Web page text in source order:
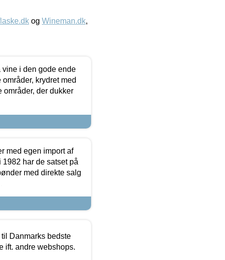
og Wineman.dk,
vine i den gode ende
krydret med
områder, der dukker
med egen import af
1982 har de satset på
med direkte salg
Danmarks bedste
ift. andre webshops.